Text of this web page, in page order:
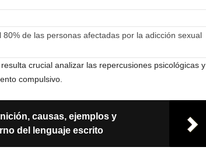
80% de las personas afectadas por la adicción sexual
crucial analizar las repercusiones psicológicas y
compulsivo.
causas, ejemplos y
del lenguaje escrito